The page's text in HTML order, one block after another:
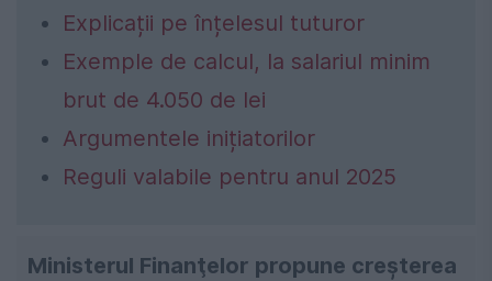
Explicații pe înțelesul tuturor
Exemple de calcul, la salariul minim
brut de 4.050 de lei
Argumentele inițiatorilor
Reguli valabile pentru anul 2025
Ministerul Finanţelor propune creșterea